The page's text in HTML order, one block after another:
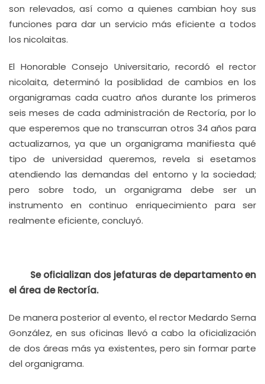
son relevados, así como a quienes cambian hoy sus
funciones para dar un servicio más eficiente a todos
los nicolaitas.
El Honorable Consejo Universitario, recordó el rector
nicolaita, determinó la posiblidad de cambios en los
organigramas cada cuatro años durante los primeros
seis meses de cada administración de Rectoría, por lo
que esperemos que no transcurran otros 34 años para
actualizarnos, ya que un organigrama manifiesta qué
tipo de universidad queremos, revela si esetamos
atendiendo las demandas del entorno y la sociedad;
pero sobre todo, un organigrama debe ser un
instrumento en continuo enriquecimiento para ser
realmente eficiente, concluyó.
Se oficializan dos jefaturas de departamento en
el área de Rectoría.
De manera posterior al evento, el rector Medardo Serna
González, en sus oficinas llevó a cabo la oficialización
de dos áreas más ya existentes, pero sin formar parte
del organigrama.